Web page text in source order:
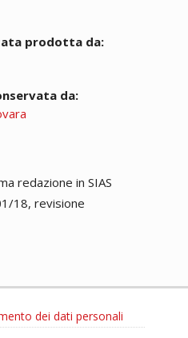
prodotta da:
da:
redazione in SIAS
18, revisione
dei dati personali